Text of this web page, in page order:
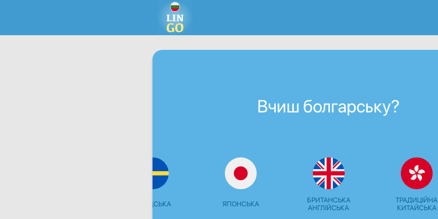
Вчиш болгарську?
ШВЕДСЬКА ЯПОНСЬКА
БРИТАНСЬКА
АНГЛІЙСЬКА
ТРАДИЦІЙНА
КИТАЙСЬКА